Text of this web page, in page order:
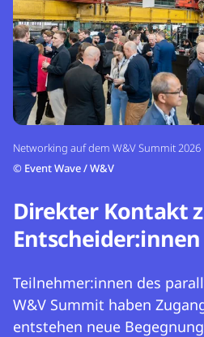
Networking auf dem W&V Summit 2026
© Event Wave / W&V
Direkter Kontakt
Entscheider:innen
Teilnehmer:innen des
W&V Summit haben
entstehen neue